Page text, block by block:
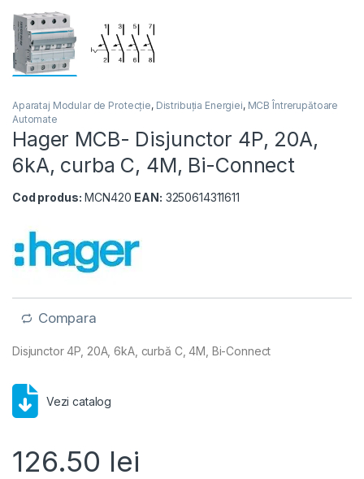
Aparataj Modular de Protecție, Distribuția Energiei, MCB Întrerupătoare
Automate
Hager MCB- Disjunctor 4P, 20A,
6kA, curba C, 4M, Bi-Connect
Cod produs: MCN420 EAN: 3250614311611
Compara
Disjunctor 4P, 20A, 6kA, curbă C, 4M, Bi-Connect
Vezi catalog
126.50 lei